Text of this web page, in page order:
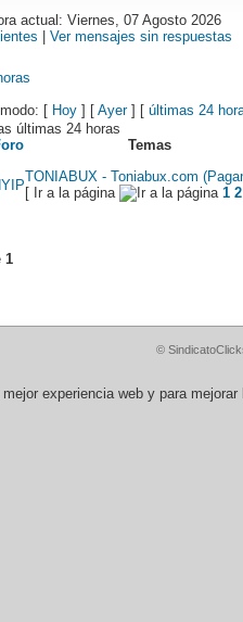
actual: Viernes, 07 Agosto 2026
Ver mensajes sin respuestas
[ Hoy ] [ Ayer] [ últimas 24
últimas 24 horas
Temas
TONIABUX - Toniabux.com
[ Ir a la página
1 2
1
©
experiencia web y para